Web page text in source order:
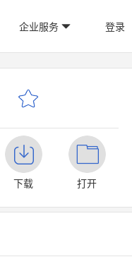
企业服务 登录
下载 打开